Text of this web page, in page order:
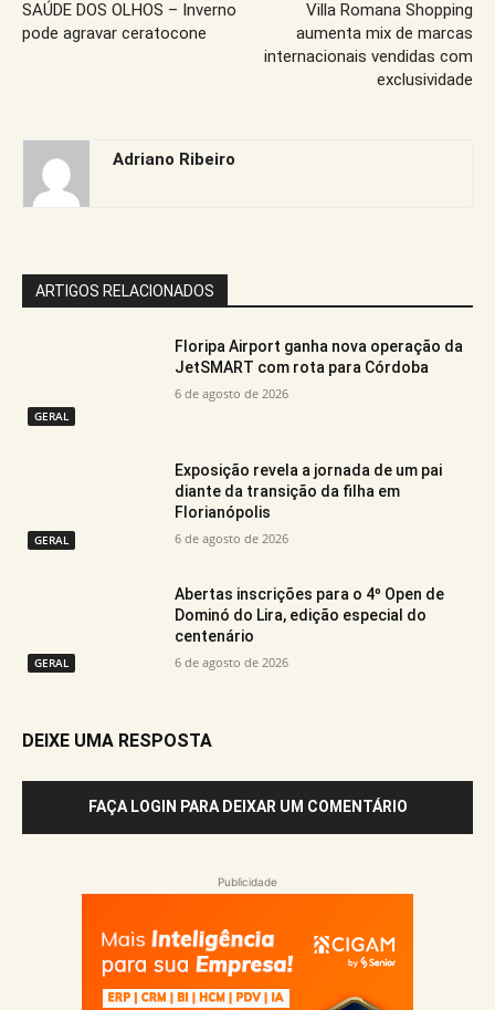
SAÚDE DOS OLHOS – Inverno
pode agravar ceratocone
Villa Romana Shopping
aumenta mix de marcas
internacionais vendidas com
exclusividade
Adriano Ribeiro
ARTIGOS RELACIONADOS
GERAL
Floripa Airport ganha nova operação da
JetSMART com rota para Córdoba
6 de agosto de 2026
GERAL
Exposição revela a jornada de um pai
diante da transição da filha em
Florianópolis
6 de agosto de 2026
GERAL
Abertas inscrições para o 4º Open de
Dominó do Lira, edição especial do
centenário
6 de agosto de 2026
DEIXE UMA RESPOSTA
FAÇA LOGIN PARA DEIXAR UM COMENTÁRIO
Publicidade